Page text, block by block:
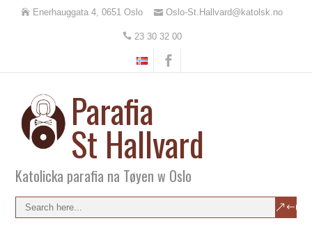
Enerhauggata 4, 0651 Oslo Oslo-St.Hallvard@katolsk.no
23 30 32 00
Parafia
St Hallvard
Katolicka parafia na Tøyen w Oslo